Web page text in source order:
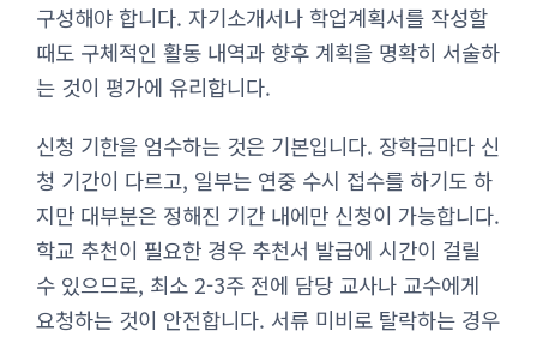
구성해야 합니다. 자기소개서나 학업계획서를 작성할
때도 구체적인 활동 내역과 향후 계획을 명확히 서술하
는 것이 평가에 유리합니다.
신청 기한을 엄수하는 것은 기본입니다. 장학금마다 신
청 기간이 다르고, 일부는 연중 수시 접수를 하기도 하
지만 대부분은 정해진 기간 내에만 신청이 가능합니다.
학교 추천이 필요한 경우 추천서 발급에 시간이 걸릴
수 있으므로, 최소 2-3주 전에 담당 교사나 교수에게
요청하는 것이 안전합니다. 서류 미비로 탈락하는 경우